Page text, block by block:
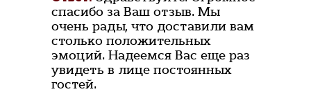
спасибо за Ваш отзыв. Мы
очень рады, что доставили вам
столько положительных
эмоций. Надеемся Вас еще раз
увидеть в лице постоянных
гостей.